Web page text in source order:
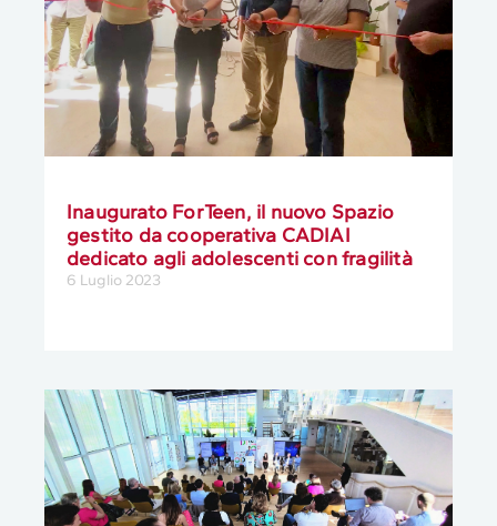
Inaugurato ForTeen, il nuovo Spazio
gestito da cooperativa CADIAI
dedicato agli adolescenti con fragilità
6 Luglio 2023